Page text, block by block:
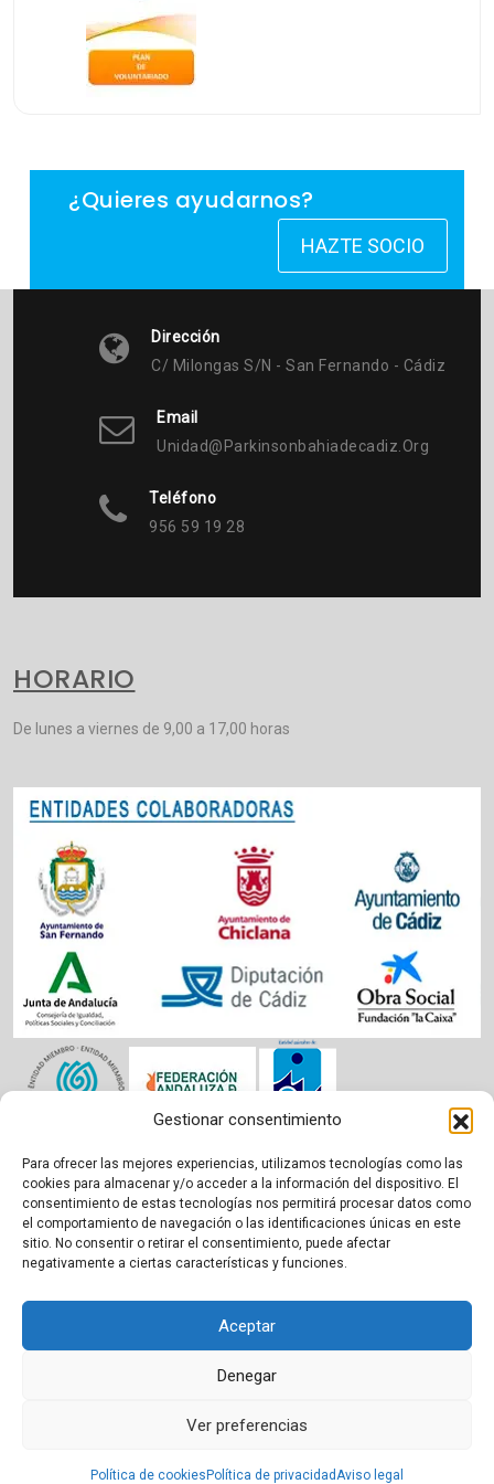
Gestionar consentimiento
Para ofrecer las mejores experiencias, utilizamos tecnologías como las
cookies para almacenar y/o acceder a la información del dispositivo. El
consentimiento de estas tecnologías nos permitirá procesar datos como
el comportamiento de navegación o las identificaciones únicas en este
sitio. No consentir o retirar el consentimiento, puede afectar
negativamente a ciertas características y funciones.
Aceptar
Denegar
Ver preferencias
Política de cookies Política de privacidadAviso legal
¿Quieres ayudarnos?
HAZTE SOCIO
Dirección
C/ Milongas S/n - San Fernando - Cádiz
Email
Unidad@parkinsonbahiadecadiz.org
Teléfono
956 59 19 28
HORARIO
De lunes a viernes de 9,00 a 17,00 horas
Aviso legal|Política de cookies|Privacidad
Proudly powered by WordPress|Theme: